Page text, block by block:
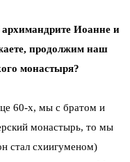
Иоанне и
продолжим наш
монастыря?
60-х, мы с братом и
монастырь, то мы
стал схиигуменом)